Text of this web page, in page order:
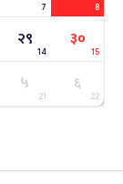
७ महिना बाँकी
७ महिना बाँकी
7 8
२९
14
३०
15
५
21
६
22